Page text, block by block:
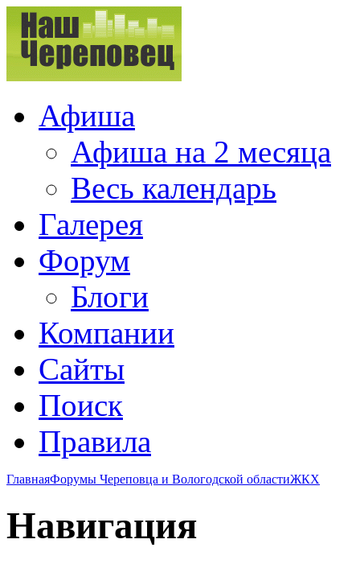
Афиша
Афиша на 2 месяца
Весь календарь
Галерея
Форум
Блоги
Компании
Сайты
Поиск
Правила
ГлавнаяФорумы Череповца и Вологодской областиЖКХ
Навигация